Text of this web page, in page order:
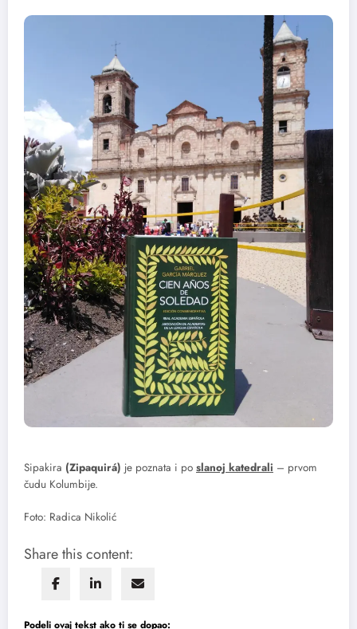
Sipakira (Zipaquirá) je poznata i po slanoj katedrali – prvom
čudu Kolumbije.
Foto: Radica Nikolić
Share this content:
Podeli ovaj tekst ako ti se dopao: